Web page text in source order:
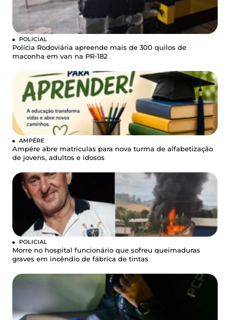
POLICIAL
Polícia Rodoviária apreende mais de 300 quilos de
maconha em van na PR-182
AMPÉRE
Ampére abre matrículas para nova turma de alfabetização
de jovens, adultos e idosos
POLICIAL
Morre no hospital funcionário que sofreu queimaduras
graves em incêndio de fábrica de tintas